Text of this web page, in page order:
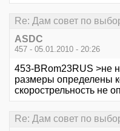
Re: Дам совет по
ASDC
457 - 05.01.2010 - 20:26
453-BRom23RUS >не
размеры определены
скорострельность не
Re: Дам совет по